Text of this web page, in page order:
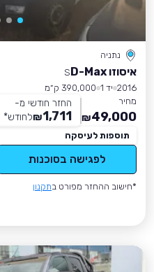
נתניה
איסוזו D-Max
S
2016 יד 1
390,000 ק״מ
מחיר
49,000
₪
החזר חודשי מ-
1,711
₪לחודש*
תוספות לעיסקה
לפגישה בסוכנות
*חישוב ההחזר מפורט בתקנון